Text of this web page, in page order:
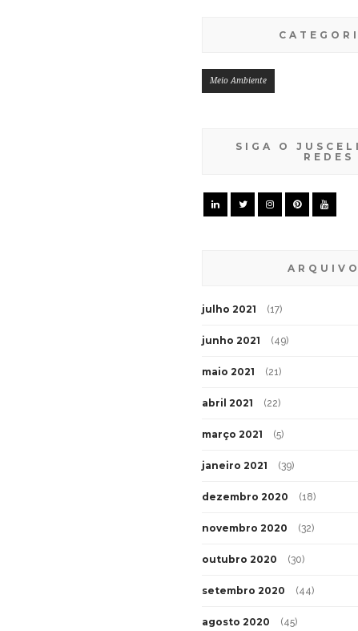
Meio Ambiente
SIGA O
REDES
julho 2021 (17)
junho 2021 (49)
maio 2021 (21)
abril 2021 (22)
março 2021 (5)
janeiro 2021 (39)
dezembro 2020 (18)
novembro 2020 (32)
outubro 2020 (30)
setembro 2020 (44)
agosto 2020 (45)